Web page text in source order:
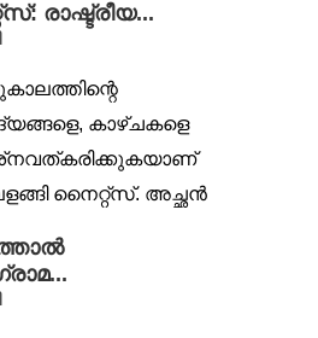
വി
രാഷ്ട്രീയ...
കാഴ്ചകളെ
നൈറ്റ്‌സ്. അച്ഛൻ